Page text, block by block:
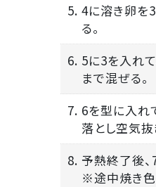
5. 4に溶き卵を
る。
6. 5に3を入れ
まで混ぜる。
7. 6を型に入れ
落とし空気抜
8. 予熱終了後、
※途中焼き色